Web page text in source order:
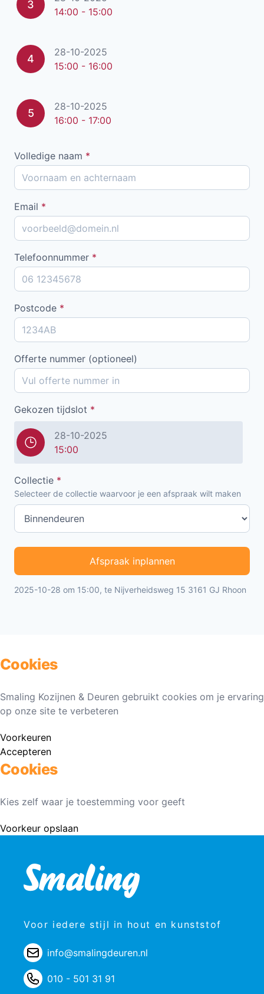
3
14:00 - 15:00
4
28-10-2025
15:00 - 16:00
5
28-10-2025
16:00 - 17:00
Volledige naam *
Email *
Telefoonnummer *
Postcode *
Offerte nummer (optioneel)
Gekozen tijdslot *
28-10-2025
15:00
Collectie *
Selecteer de collectie waarvoor je een afspraak wilt maken
Afspraak inplannen
2025-10-28 om 15:00, te Nijverheidsweg 15 3161 GJ Rhoon
Cookies
Smaling Kozijnen & Deuren gebruikt cookies om je ervaring
op onze site te verbeteren
Voorkeuren
Accepteren
Cookies
Kies zelf waar je toestemming voor geeft
Voorkeur opslaan
Voor iedere stijl in hout en kunststof
info@smalingdeuren.nl
010 - 501 31 91